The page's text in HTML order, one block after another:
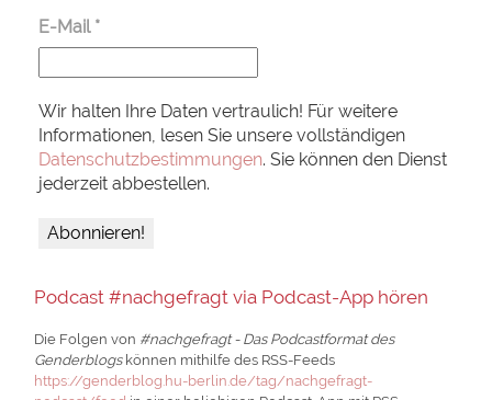
E-Mail *
Wir halten Ihre Daten vertraulich! Für weitere
Informationen, lesen Sie unsere vollständigen
Datenschutzbestimmungen. Sie können den Dienst
jederzeit abbestellen.
Podcast #nachgefragt via Podcast-App hören
Die Folgen von #nachgefragt - Das Podcastformat des
Genderblogskönnen mithilfe des RSS-Feeds
https://genderblog.hu-berlin.de/tag/nachgefragt-